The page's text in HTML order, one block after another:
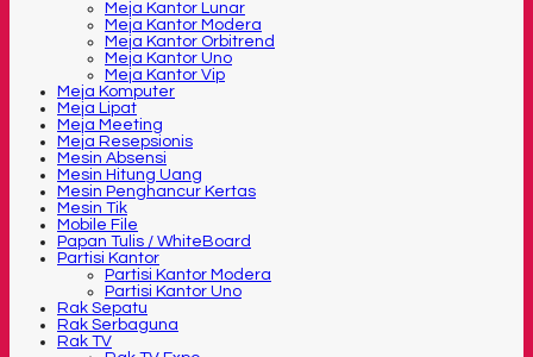
Meja Kantor Lunar
Meja Kantor Modera
Meja Kantor Orbitrend
Meja Kantor Uno
Meja Kantor Vip
Meja Komputer
Meja Lipat
Meja Meeting
Meja Resepsionis
Mesin Absensi
Mesin Hitung Uang
Mesin Penghancur Kertas
Mesin Tik
Mobile File
Papan Tulis / WhiteBoard
Partisi Kantor
Partisi Kantor Modera
Partisi Kantor Uno
Rak Sepatu
Rak Serbaguna
Rak TV